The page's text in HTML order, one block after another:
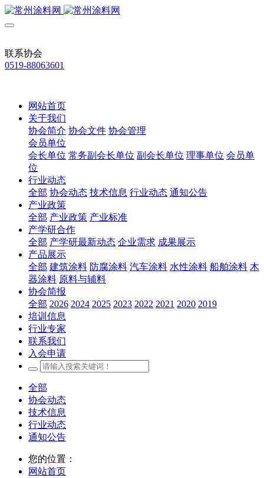
联系协会
0519-88063601
网站首页
关于我们
协会简介 协会文件 协会管理
会员单位
会长单位 常务副会长单位 副会长单位 理事单位 会员单
位
行业动态
全部 协会动态 技术信息 行业动态 通知公告
产业政策
全部 产业政策 产业标准
产学研合作
全部 产学研最新动态 企业需求 成果展示
产品展示
全部 建筑涂料 防腐涂料 汽车涂料 水性涂料 船舶涂料 木
器涂料 原料与辅料
协会简报
全部 2026 2024 2025 2023 2022 2021 2020 2019
培训信息
行业专家
联系我们
入会申请
全部
协会动态
技术信息
行业动态
通知公告
您的位置：
网站首页